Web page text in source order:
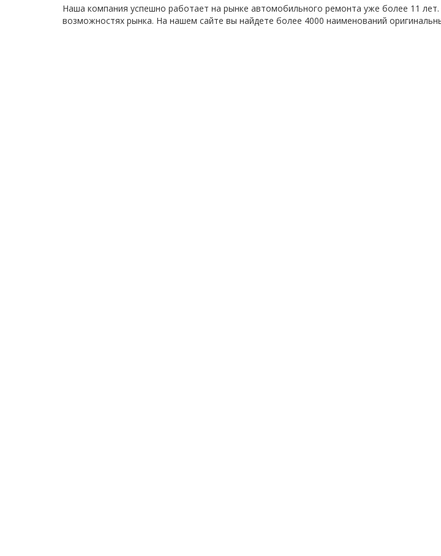
Наша компания успешно работает на рынке автомобильного ремонта уже более 11
возможностях рынка. На нашем сайте вы найдете более 4000 наименований